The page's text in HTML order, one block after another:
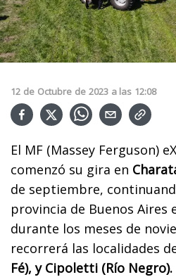
12 de Octubre de 2023 a las 12:08
El MF (Massey Ferguson)
comenzó su gira en
de septiembre,
provincia de Buenos Aires
durante los meses de
recorrerá las localidades
Fé), y Cipoletti (Río Negro).